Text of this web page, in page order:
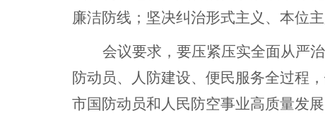
廉洁防线；坚决纠治形式主义、本位
会议要求，要压紧压实全面从严
防动员、人防建设、便民服务全过程
市国防动员和人民防空事业高质量发展